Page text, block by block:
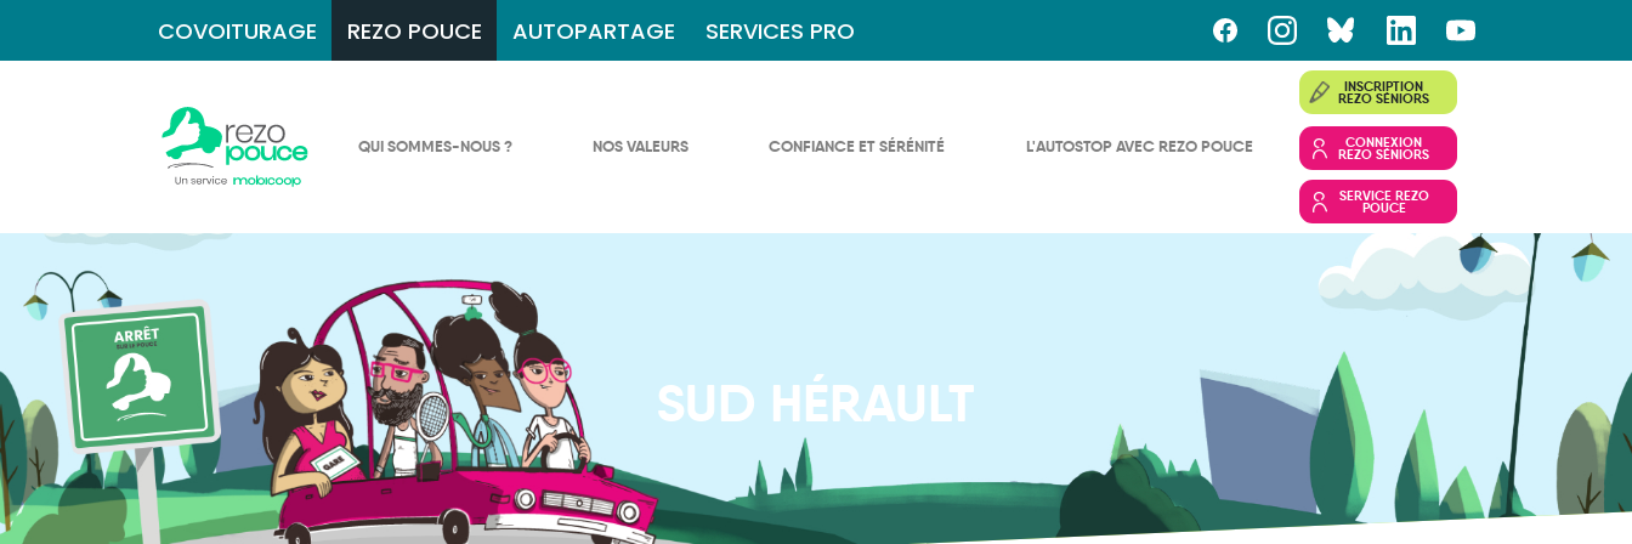
COVOITURAGE REZO POUCE AUTOPARTAGE SERVICES PRO
QUI SOMMES-NOUS ? NOS VALEURS CONFIANCE ET SÉRÉNITÉ L'AUTOSTOP AVEC REZO POUCE
INSCRIPTION
REZO SÉNIORS
CONNEXION
REZO SÉNIORS
SERVICE REZO
POUCE
SUD HÉRAULT